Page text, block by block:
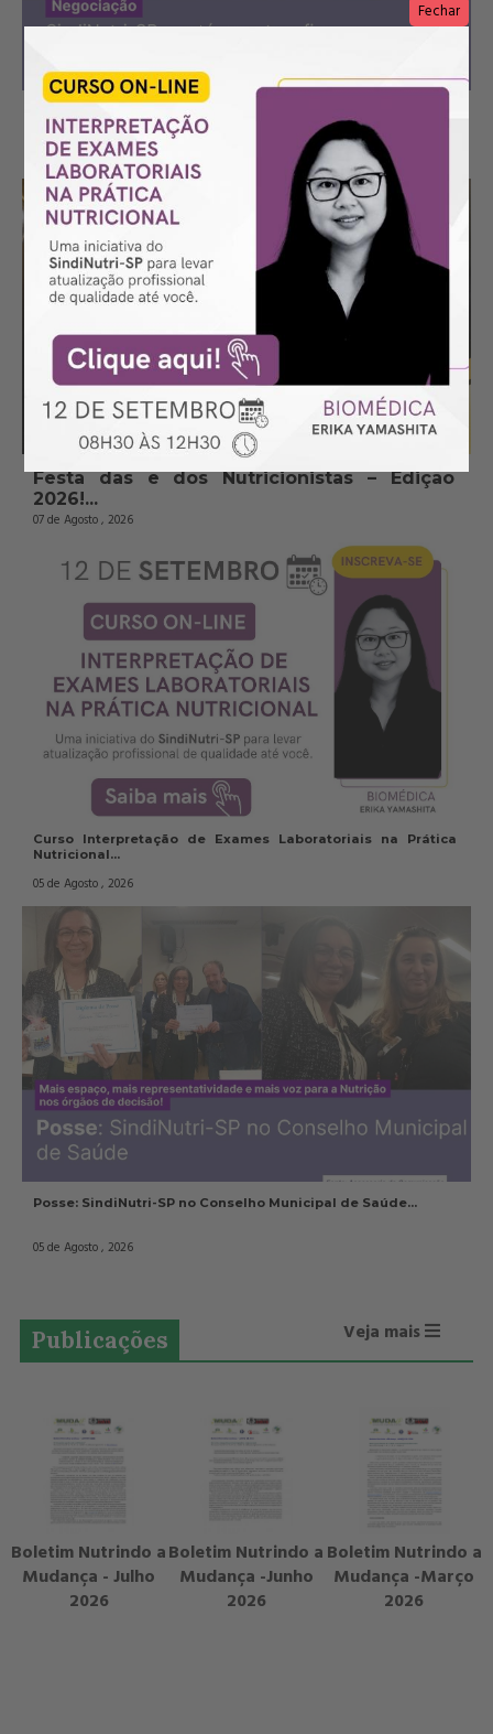
SindiNutri-SP mantém postura firme em negociação com o
Sindhosp e a...
07 de Agosto , 2026
Festa das e dos Nutricionistas – Edição
2026!...
07 de Agosto , 2026
Curso Interpretação de Exames Laboratoriais na Prática
Nutricional...
05 de Agosto , 2026
Posse: SindiNutri-SP no Conselho Municipal de Saúde...
05 de Agosto , 2026
Publicações Veja mais
Boletim Nutrindo a
Mudança - Julho
2026
Boletim Nutrindo a
Mudança -Junho
2026
Boletim Nutrindo a
Mudança -Março
2026
Fechar